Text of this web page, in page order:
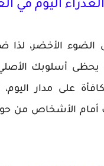
اليوم في
الأخضر، لذا
أسلوبك الأصلي
على مدار
أمام الأشخاص من